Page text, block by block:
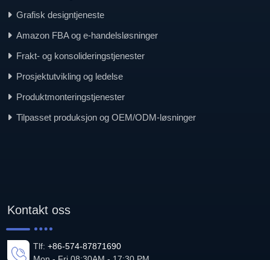
Grafisk designtjeneste
Amazon FBA og e-handelsløsninger
Frakt- og konsolideringstjenester
Prosjektutvikling og ledelse
Produktmonteringstjenester
Tilpasset produksjon og OEM/ODM-løsninger
Kontakt oss
Tlf: +86-574-87871690